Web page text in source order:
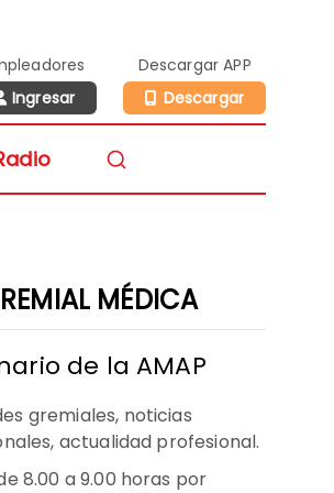
Ingresar
Descargar APP
Descargar
de la
MÉDICA
de la AMAP
gremiales, noticias
actualidad profesional.
8.00 a 9.00 horas por